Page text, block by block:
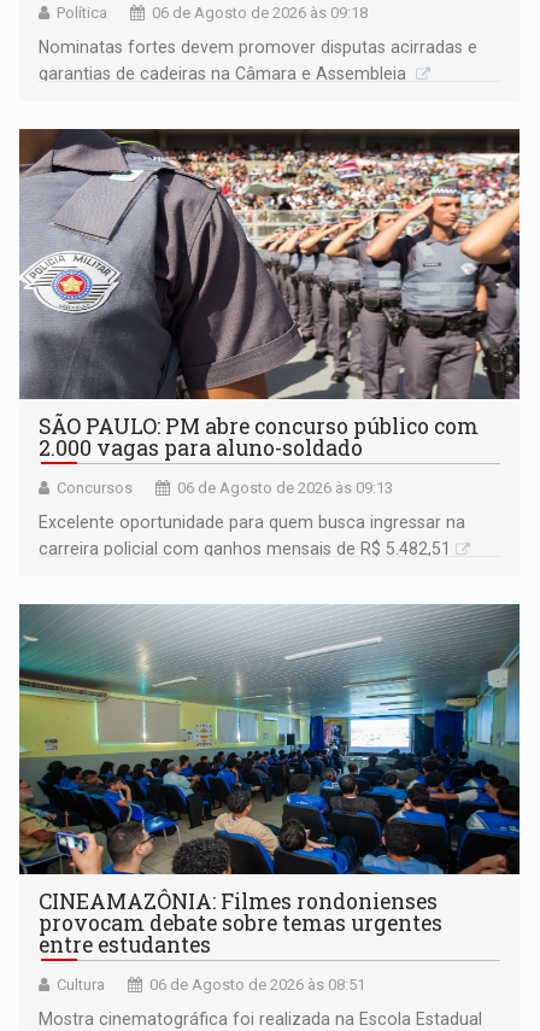
Política 06 de Agosto de 2026 às 09:18
Nominatas fortes devem promover disputas acirradas e
garantias de cadeiras na Câmara e Assembleia
SÃO PAULO: PM abre concurso público com
2.000 vagas para aluno-soldado
Concursos 06 de Agosto de 2026 às 09:13
Excelente oportunidade para quem busca ingressar na
carreira policial com ganhos mensais de R$ 5.482,51
CINEAMAZÔNIA: Filmes rondonienses
provocam debate sobre temas urgentes
entre estudantes
Cultura 06 de Agosto de 2026 às 08:51
Mostra cinematográfica foi realizada na Escola Estadual